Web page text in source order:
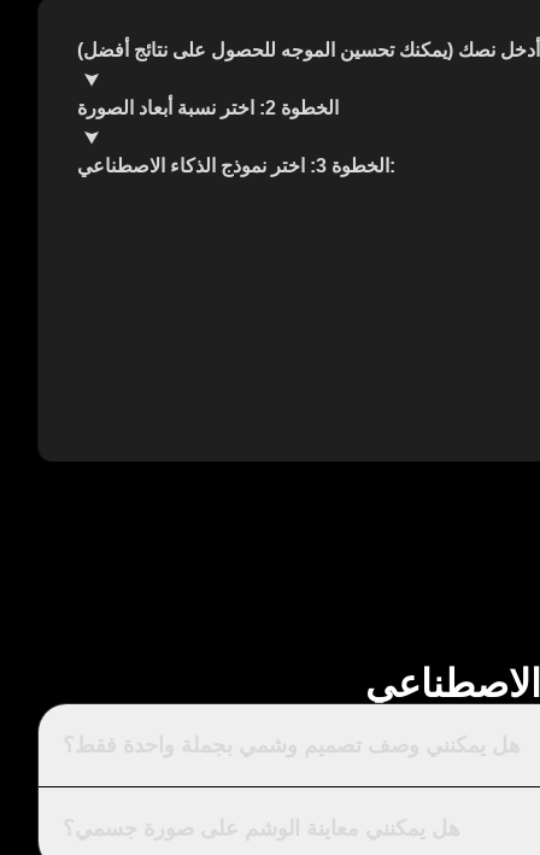
الخطوة 2: اختر نسبة أبعاد الصورة
الخطوة 3: اختر نموذج الذكاء الاصطناعي: